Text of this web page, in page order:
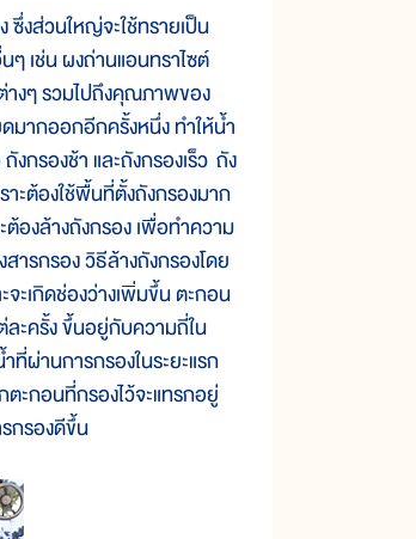
ส่วนใหญ่จะใช้ทรายเป็น
ๆ เช่น ผงถ่านแอนทราไซต์
างๆ รวมไปถึงคุณภาพของ
มากออกอีกครั้งหนึ่ง ทำให้น้ำ
กรองช้า และถังกรองเร็ว ถัง
ะต้องใช้พื้นที่ตั้งถังกรองมาก
ต้องล้างถังกรอง เพื่อทำความ
ารกรอง วิธีล้างถังกรองโดย
ะเกิดช่องว่างเพิ่มขึ้น ตะกอน
ละครั้ง ขึ้นอยู่กับความถี่ใน
ผ่านการกรองในระยะแรก
ะกอนที่กรองไว้จะแทรกอยู่
กรองดีขึ้น